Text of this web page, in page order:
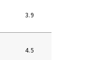
3.9
4.5